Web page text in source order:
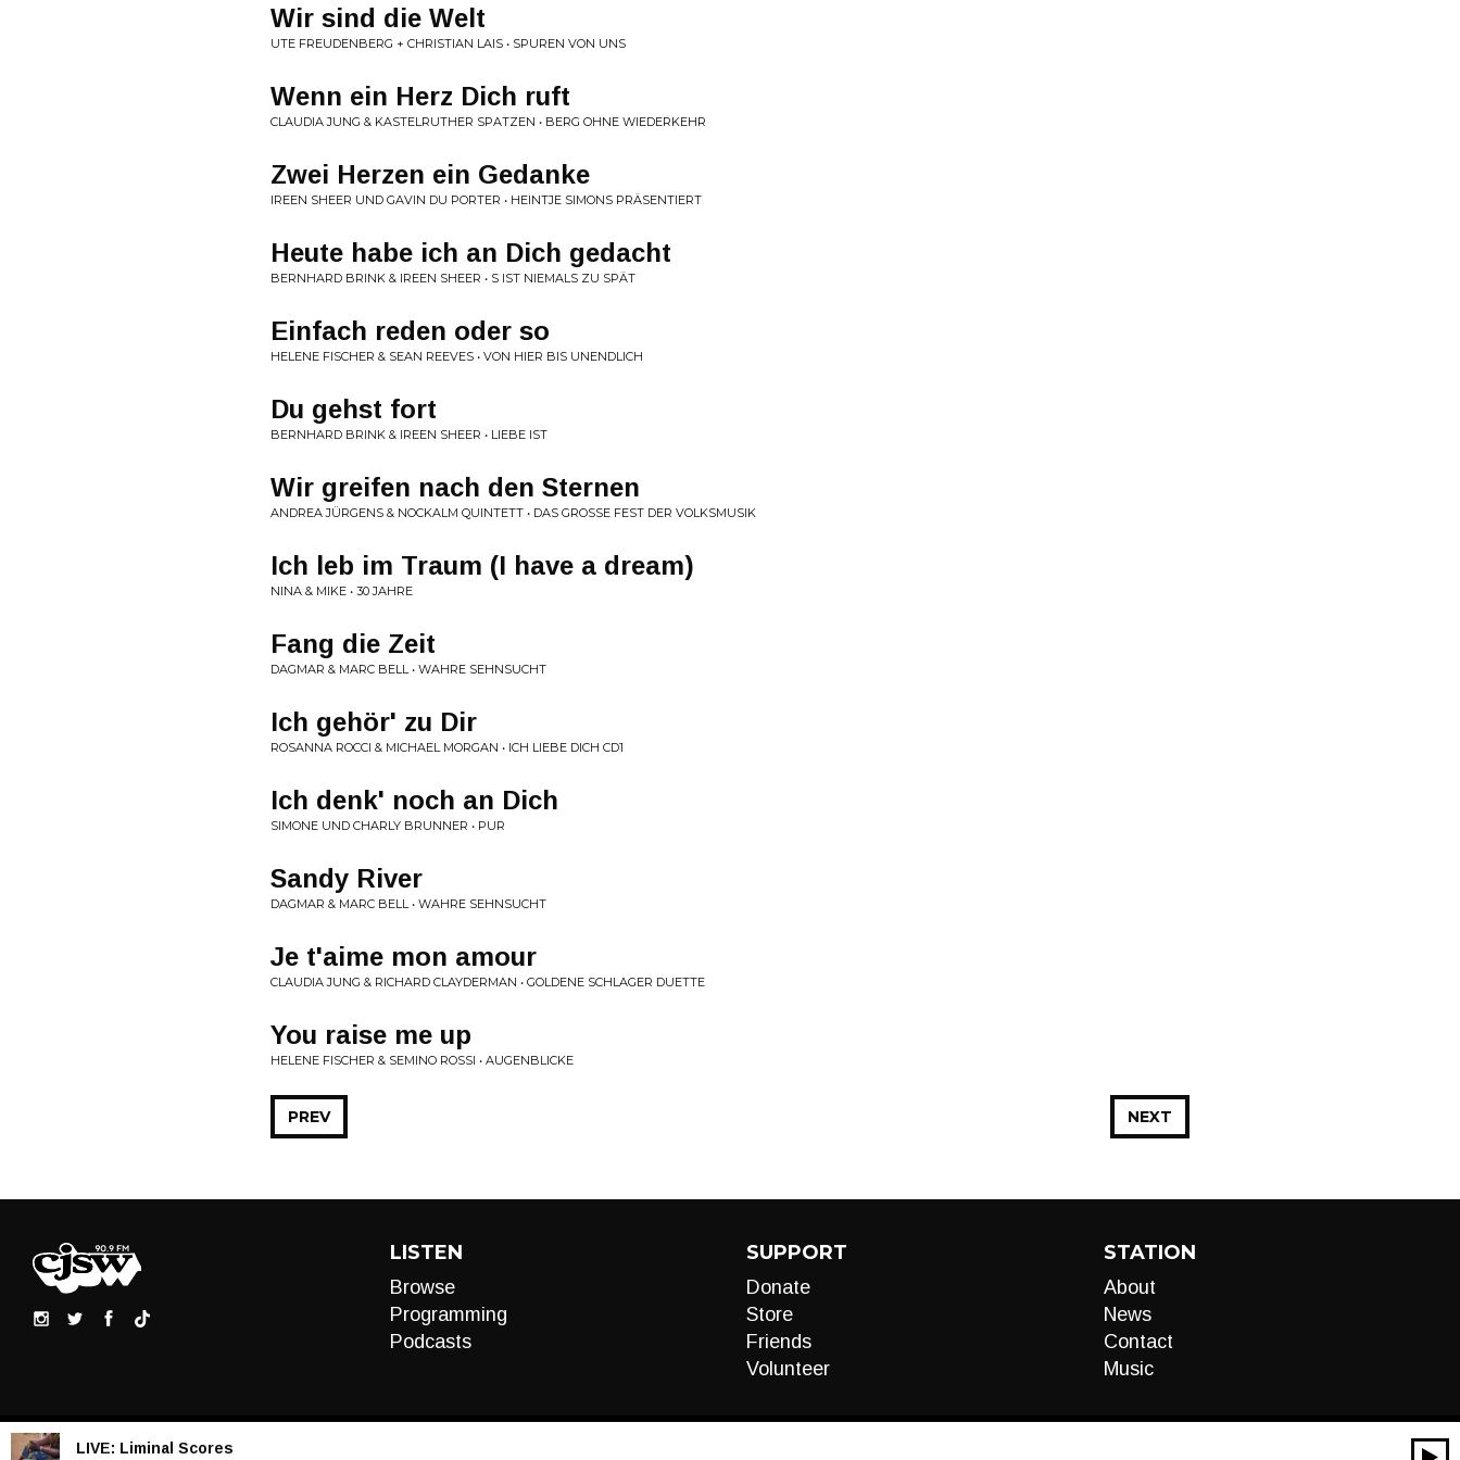
Wir sind die Welt
UTE FREUDENBERG + CHRISTIAN LAIS • SPUREN VON UNS
Wenn ein Herz Dich ruft
CLAUDIA JUNG & KASTELRUTHER SPATZEN • BERG OHNE WIEDERKEHR
Zwei Herzen ein Gedanke
IREEN SHEER UND GAVIN DU PORTER • HEINTJE SIMONS PRÄSENTIERT
Heute habe ich an Dich gedacht
BERNHARD BRINK & IREEN SHEER • S IST NIEMALS ZU SPÄT
Einfach reden oder so
HELENE FISCHER & SEAN REEVES • VON HIER BIS UNENDLICH
Du gehst fort
BERNHARD BRINK & IREEN SHEER • LIEBE IST
Wir greifen nach den Sternen
ANDREA JÜRGENS & NOCKALM QUINTETT • DAS GROSSE FEST DER VOLKSMUSIK
Ich leb im Traum (I have a dream)
NINA & MIKE • 30 JAHRE
Fang die Zeit
DAGMAR & MARC BELL • WAHRE SEHNSUCHT
Ich gehör' zu Dir
ROSANNA ROCCI & MICHAEL MORGAN • ICH LIEBE DICH CD1
Ich denk' noch an Dich
SIMONE UND CHARLY BRUNNER • PUR
Sandy River
DAGMAR & MARC BELL • WAHRE SEHNSUCHT
Je t'aime mon amour
CLAUDIA JUNG & RICHARD CLAYDERMAN • GOLDENE SCHLAGER DUETTE
You raise me up
HELENE FISCHER & SEMINO ROSSI • AUGENBLICKE
NEXT
PREV
LISTEN
Browse
Programming
Podcasts
SUPPORT
Donate
Store
Friends
Volunteer
STATION
About
News
Contact
Music
LIVE: Liminal Scores